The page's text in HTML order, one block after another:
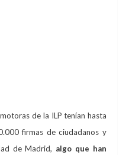
de la ILP tenían hasta
firmas de ciudadanos y
de Madrid, algo que han